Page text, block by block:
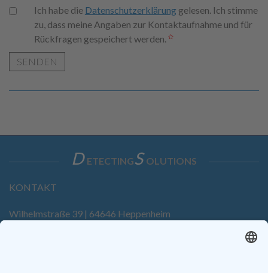
Ich habe die Datenschutzerklärunggelesen. Ich stimme
zu, dass meine Angaben zur Kontaktaufnahme und für
Rückfragen gespeichert werden.
SENDEN
D ETECTINGS OLUTIONS
KONTAKT
Wilhelmstraße 39 | 64646 Heppenheim